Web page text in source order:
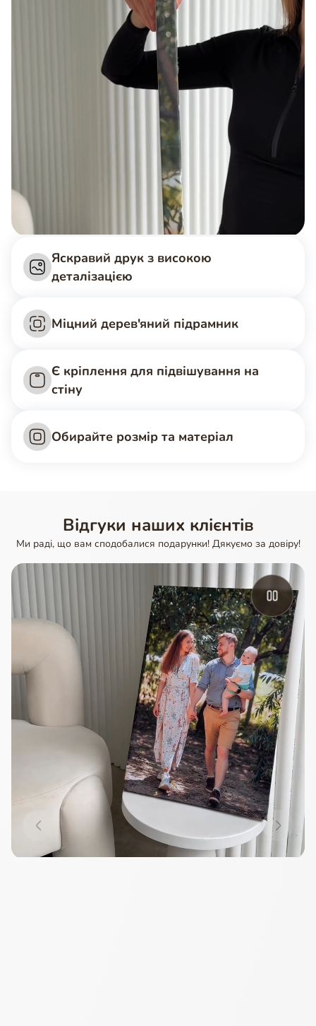
Яскравий друк з високою
деталізацією
Міцний дерев'яний підрамник
Є кріплення для підвішування на
стіну
Обирайте розмір та матеріал
Відгуки наших клієнтів
Ми раді, що вам сподобалися подарунки! Дякуємо за довіру!